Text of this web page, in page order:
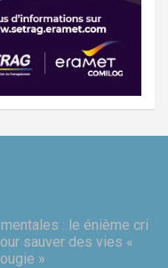
: le énième cri
sauver des vies «
»